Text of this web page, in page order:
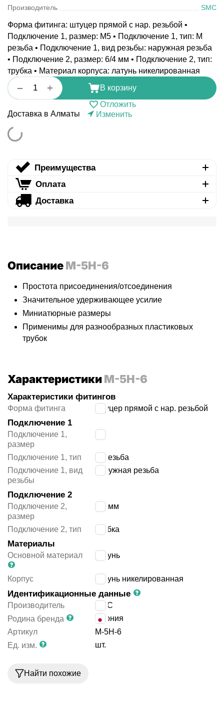
Производитель
SMC
Форма фитинга: штуцер прямой с нар. резьбой •
Подключение 1, размер: M5 • Подключение 1, тип: M
резьба • Подключение 1, вид резьбы: наружная резьба
• Подключение 2, размер: 6/4 мм • Подключение 2, тип:
трубка • Материал корпуса: латунь никелированная
+
−
В корзину
Отложить
Доставка в Алматы
Изменить
Преимущества
Оплата
Доставка
ОписаниеM-5H-6
Простота присоединения/отсоединения
Значительное удерживающее усилие
Миниатюрные размеры
Применимы для разнообразных пластиковых
трубок
ХарактеристикиM-5H-6
Характеристики фитингов
Форма фитинга штуцер прямой с нар. резьбой
Подключение 1
Подключение 1,
размер
Подключение 1, тип
M резьба
Подключение 1, вид
резьбы
наружная резьба
Подключение 2
Подключение 2,
размер
6/4 мм
Подключение 2, тип трубка
Материалы
Основной материал латунь
Корпус латунь никелированная
Идентификационные данные
Производитель
SMC
Родина бренда
Япония
Артикул
M-5H-6
Ед. изм.
шт.
Найти похожие